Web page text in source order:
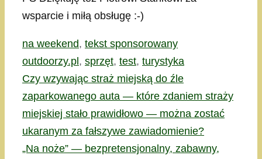
wsparcie i miłą obsługę :-)
Kategorie
na weekend, tekst sponsorowanyTagi
outdoorzy.pl , sprzęt, test, turystyka
Czy wzywając straż miejską do źle
zaparkowanego auta — które zdaniem straży
miejskiej stało prawidłowo — można zostać
ukaranym za fałszywe zawiadomienie?
„Na noże” — bezpretensjonalny, zabawny,